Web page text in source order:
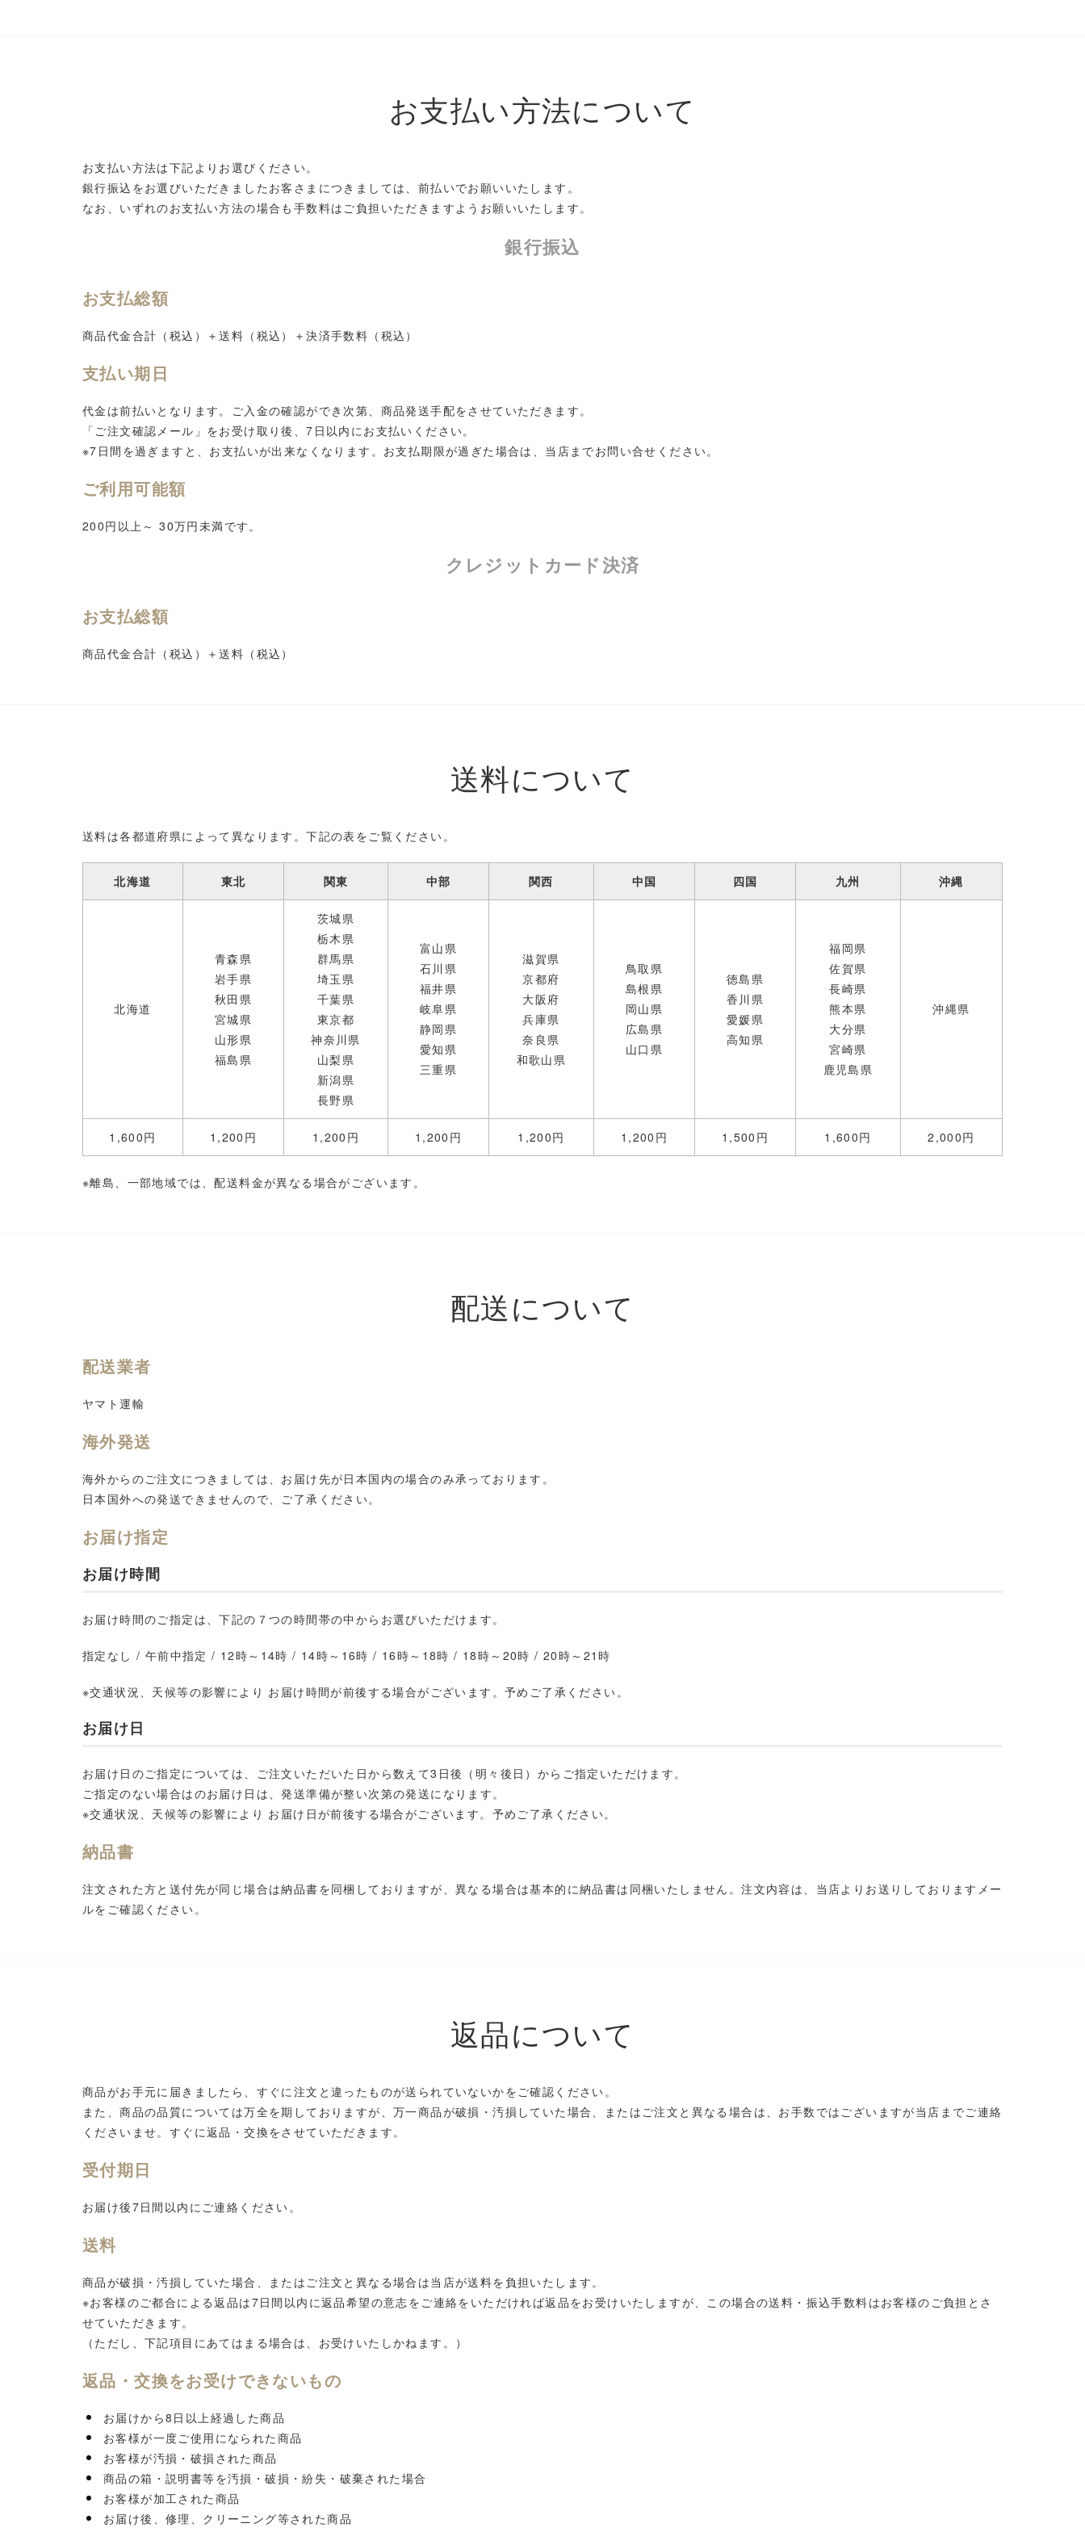
お支払い方法について
お支払い方法は下記よりお選びください。
銀行振込をお選びいただきましたお客さまにつきましては、前払いでお願いいたします。
なお、いずれのお支払い方法の場合も手数料はご負担いただきますようお願いいたします。
銀行振込
お支払総額
商品代金合計（税込）＋送料（税込）＋決済手数料（税込）
支払い期日
代金は前払いとなります。ご入金の確認ができ次第、商品発送手配をさせていただきます。
「ご注文確認メール」をお受け取り後、7日以内にお支払いください。
※7日間を過ぎますと、お支払いが出来なくなります。お支払期限が過ぎた場合は、当店までお問い合せください。
ご利用可能額
200円以上～ 30万円未満です。
クレジットカード決済
お支払総額
商品代金合計（税込）＋送料（税込）
送料について
送料は各都道府県によって異なります。下記の表をご覧ください。
北海道 東北 関東 中部 関西 中国 四国 九州 沖縄
北海道
青森県
岩手県
秋田県
宮城県
山形県
福島県
茨城県
栃木県
群馬県
埼玉県
千葉県
東京都
神奈川県
山梨県
新潟県
長野県
富山県
石川県
福井県
岐阜県
静岡県
愛知県
三重県
滋賀県
京都府
大阪府
兵庫県
奈良県
和歌山県
鳥取県
島根県
岡山県
広島県
山口県
徳島県
香川県
愛媛県
高知県
福岡県
佐賀県
長崎県
熊本県
大分県
宮崎県
鹿児島県
沖縄県
1,600円 1,200 円 1,200 円 1,200 円 1,200円 1,200 円 1,500 円 1,600円 2,000円
※離島、一部地域では、配送料金が異なる場合がございます。
配送について
配送業者
ヤマト運輸
海外発送
海外からのご注文につきましては、お届け先が日本国内の場合のみ承っております。
日本国外への発送できませんので、ご了承ください。
お届け指定
お届け時間
お届け時間のご指定は、下記の７つの時間帯の中からお選びいただけます。
指定なし / 午前中指定 / 12時～14時 / 14時～16時 / 16時～18時 / 18時～20時 / 20時～21時
※交通状況、天候等の影響により お届け時間が前後する場合がございます。予めご了承ください。
お届け日
お届け日のご指定については、ご注文いただいた日から数えて3日後（明々後日）からご指定いただけます。
ご指定のない場合はのお届け日は、発送準備が整い次第の発送になります。
※交通状況、天候等の影響により お届け日が前後する場合がございます。予めご了承ください。
納品書
注文された方と送付先が同じ場合は納品書を同梱しておりますが、異なる場合は基本的に納品書は同梱いたしません。注文内容は、当店よりお送りしておりますメー
ルをご確認ください。
返品について
商品がお手元に届きましたら、すぐに注文と違ったものが送られていないかをご確認ください。
また、商品の品質については万全を期しておりますが、万一商品が破損・汚損していた場合、またはご注文と異なる場合は、お手数ではございますが当店までご連絡
くださいませ。すぐに返品・交換をさせていただきます。
受付期日
お届け後7日間以内にご連絡ください。
送料
商品が破損・汚損していた場合、またはご注文と異なる場合は当店が送料を負担いたします。
※お客様のご都合による返品は7日間以内に返品希望の意志をご連絡をいただければ返品をお受けいたしますが、この場合の送料・振込手数料はお客様のご負担とさ
せていただきます。
（ただし、下記項目にあてはまる場合は、お受けいたしかねます。）
返品・交換をお受けできないもの
お届けから8日以上経過した商品
お客様が一度ご使用になられた商品
お客様が汚損・破損された商品
商品の箱・説明書等を汚損・破損・紛失・破棄された場合
お客様が加工された商品
お届け後、修理、クリーニング等された商品